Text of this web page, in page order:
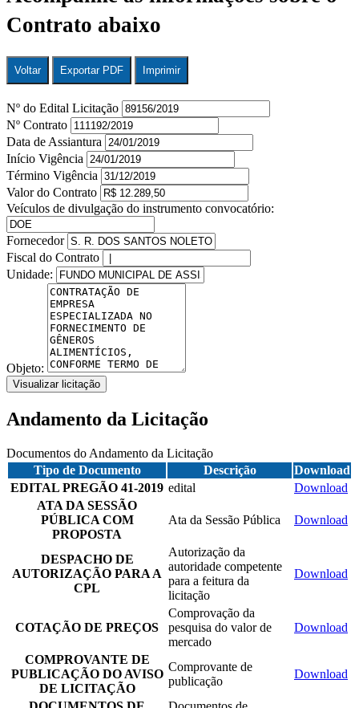
Contrato abaixo
Voltar Exportar PDF Imprimir
Nº do Edital Licitação
Nº Contrato
Data de Assiantura
Início Vigência
Término Vigência
Valor do Contrato
Veículos de divulgação do instrumento convocatório:
Fornecedor
Fiscal do Contrato
Unidade:
Objeto:
Visualizar licitação
Andamento da Licitação
Documentos do Andamento da Licitação
Tipo de Documento
Descrição
Download
EDITAL PREGÃO 41-2019 edital
Download
ATA DA SESSÃO
PÚBLICA COM
PROPOSTA
Ata da Sessão Pública Download
DESPACHO DE
AUTORIZAÇÃO PARA A
CPL
Autorização da
autoridade competente
para a feitura da
licitação
Download
COTAÇÃO DE PREÇOS
Comprovação da
pesquisa do valor de
mercado
Download
COMPROVANTE DE
PUBLICAÇÃO DO AVISO
DE LICITAÇÃO
Comprovante de
publicação
Download